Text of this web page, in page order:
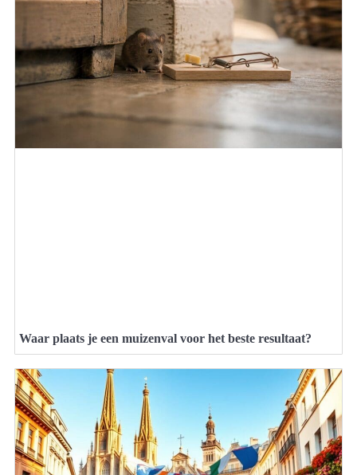
Waar plaats je een muizenval voor het beste resultaat?